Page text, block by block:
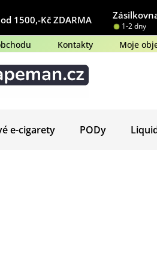
1500,-Kč ZDARMA
1-2 dny
Kontakty Moje
e-cigarety PODy